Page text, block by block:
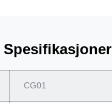
Spesifikasjoner
CG01